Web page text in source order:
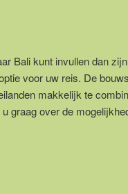
Bali kunt invullen dan
voor uw reis. De
makkelijk te
graag over de